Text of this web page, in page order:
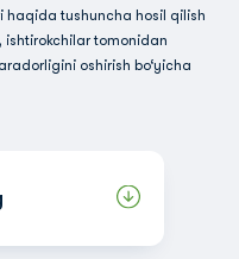
haqida tushuncha hosil qilish
ishtirokchilar tomonidan
oshirish bo‘yicha